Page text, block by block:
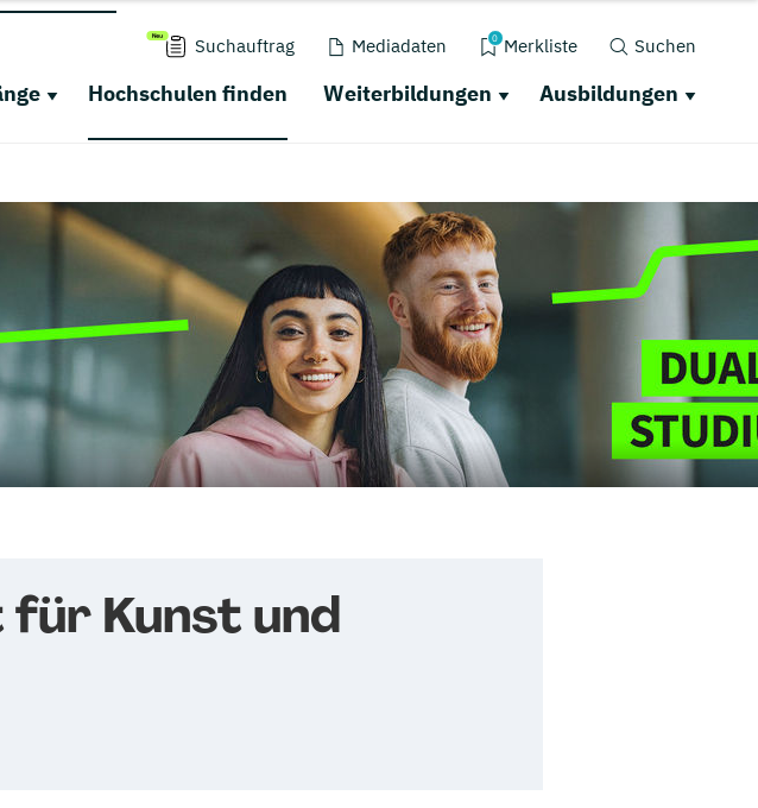
Suchauftrag Mediadaten 0 Merkliste Suchen
Hochschulen finden Weiterbildungen Ausbildungen
Kunst und